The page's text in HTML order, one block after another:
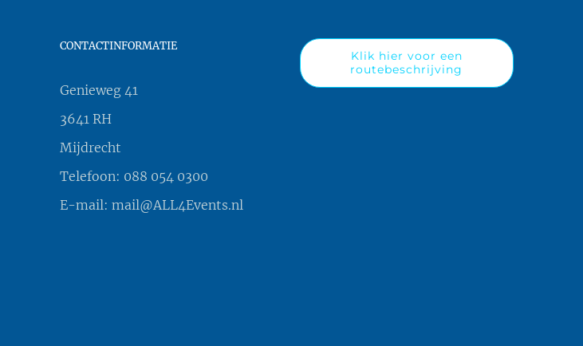
CONTACTINFORMATIE
Genieweg 41
3641 RH
Mijdrecht
Telefoon: 088 054 0300
E-mail: mail@ALL4Events.nl
Klik hier voor een
routebeschrijving